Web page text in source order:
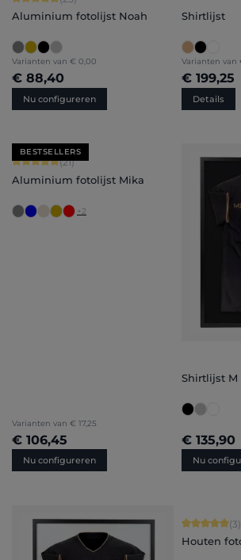
Aluminium fotolijst Noah
Varianten van € 0,00
€ 88,40
Nu configureren
Shirtlijst
Varianten van
€ 199,25
Details
BESTSELLERS
Gemiddelde waardering van 5 van 5 sterren
(21)
Aluminium fotolijst Mika
+2
Varianten van € 17,25
€ 106,45
Nu configureren
Shirtlijst M
€ 135,90
Nu
(3)
Houten